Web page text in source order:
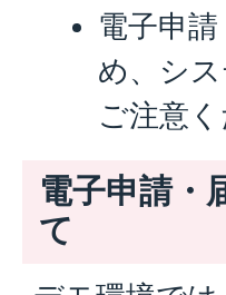
電子申
め、シ
ご注意く
電子申請・
て